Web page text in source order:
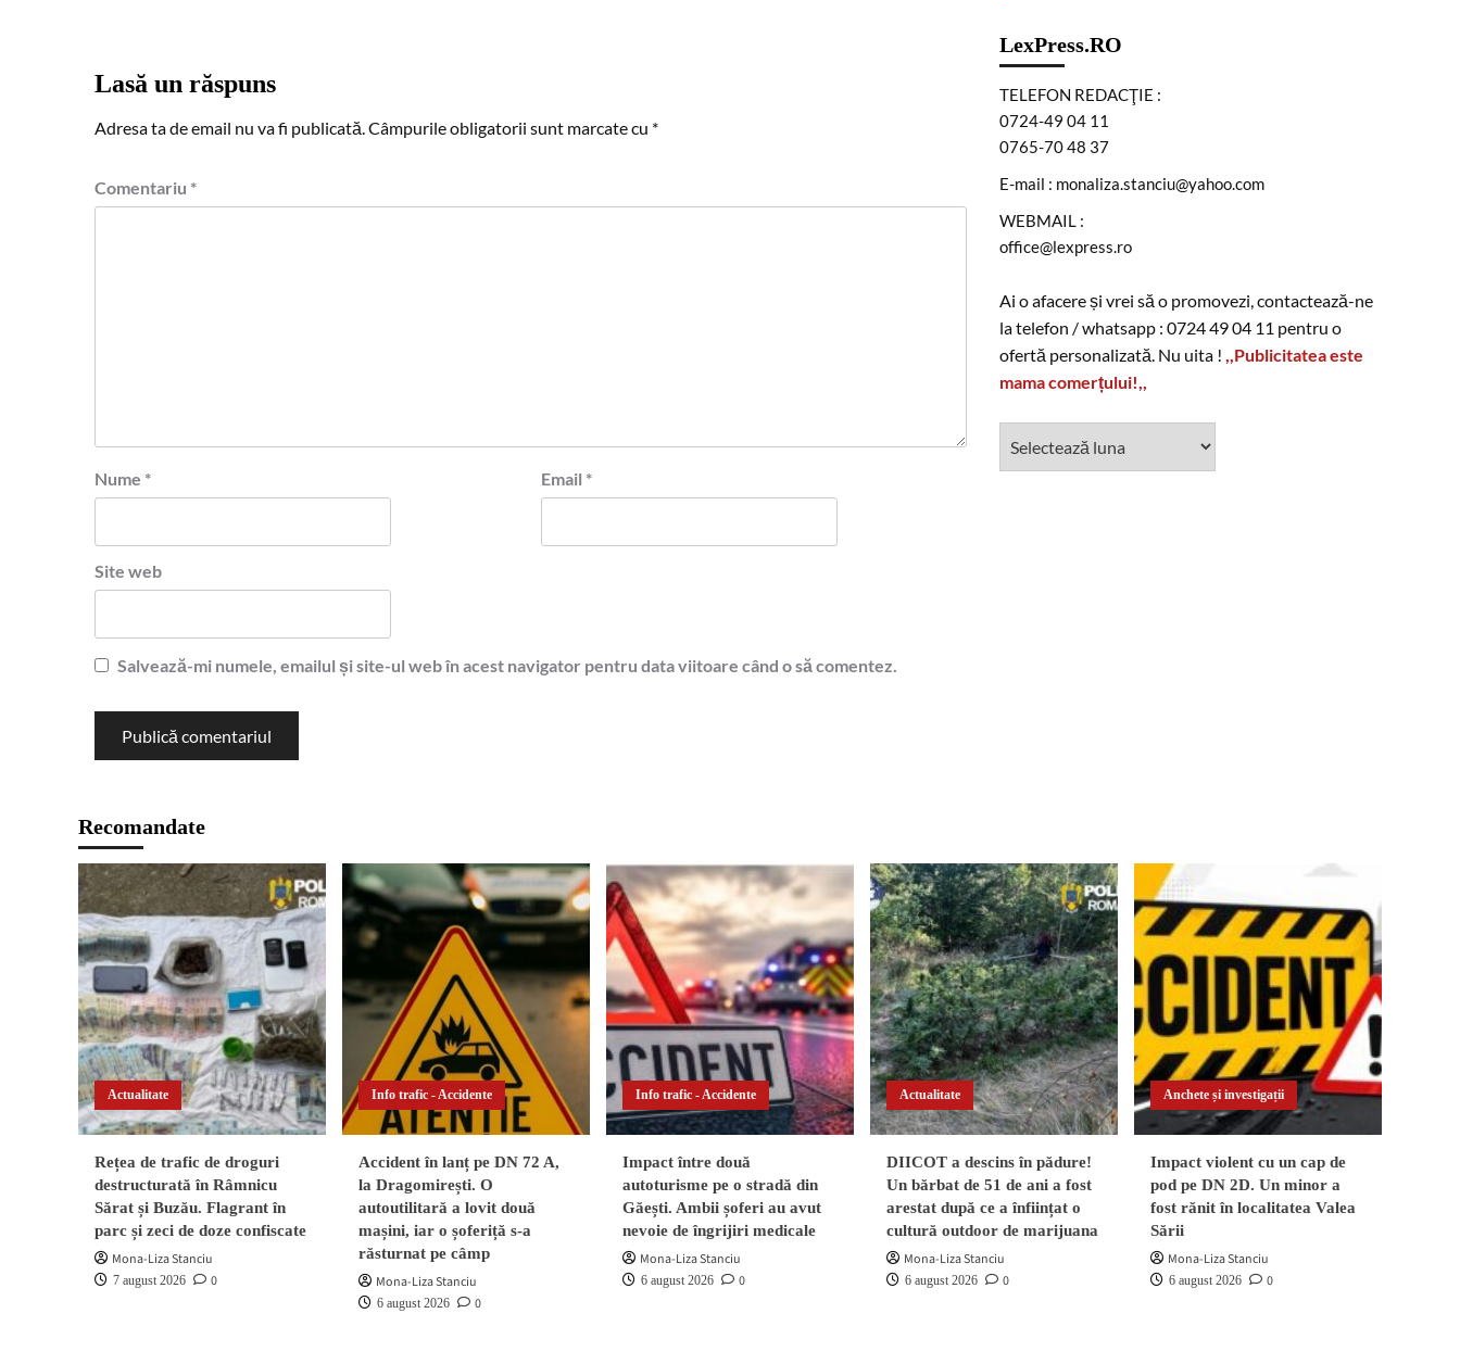
Lasă un răspuns
Adresa ta de email nu va fi publicată. Câmpurile obligatorii sunt marcate cu *
Comentariu *
Nume * Email *
Site web
Salvează-mi numele, emailul și site-ul web în acest navigator pentru data viitoare când o să comentez.
LexPress.RO
TELEFON REDACŢIE :
0724-49 04 11
0765-70 48 37
E-mail : monaliza.stanciu@yahoo.com
WEBMAIL :
office@lexpress.ro
Ai o afacere și vrei să o promovezi, contactează-ne
la telefon / whatsapp : 0724 49 04 11 pentru o
ofertă personalizată. Nu uita ! ,,Publicitatea este
mama comerțului!,,
Recomandate
Actualitate
Rețea de trafic de droguri
destructurată în Râmnicu
Sărat și Buzău. Flagrant în
parc și zeci de doze confiscate
Mona-Liza Stanciu
7 august 2026 0
Info trafic - Accidente
Accident în lanț pe DN 72 A,
la Dragomirești. O
autoutilitară a lovit două
mașini, iar o șoferiță s-a
răsturnat pe câmp
Mona-Liza Stanciu
6 august 2026 0
Info trafic - Accidente
Impact între două
autoturisme pe o stradă din
Găești. Ambii șoferi au avut
nevoie de îngrijiri medicale
Mona-Liza Stanciu
6 august 2026 0
Actualitate
DIICOT a descins în pădure!
Un bărbat de 51 de ani a fost
arestat după ce a înființat o
cultură outdoor de marijuana
Mona-Liza Stanciu
6 august 2026 0
Anchete și investigații
Impact violent cu un cap de
pod pe DN 2D. Un minor a
fost rănit în localitatea Valea
Sării
Mona-Liza Stanciu
6 august 2026 0